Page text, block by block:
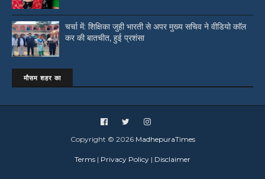
चर्चा में: शिक्षिका जुही भारती से अपर मुख्य सचिव ने वीडियो काॅल
कर की बातचीत, हुई प्रशंसा
मौसम शहर का
Copyright © 2026 MadhepuraTimes
Terms | Privacy Policy | Disclaimer